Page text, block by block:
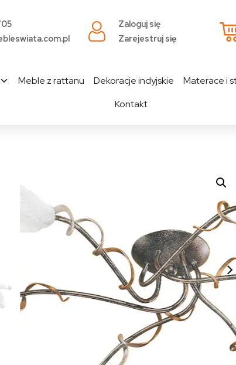
Zaloguj się
Zarejestruj się
Meble z rattanu Dekoracje indyjskie Materace i
Kontakt